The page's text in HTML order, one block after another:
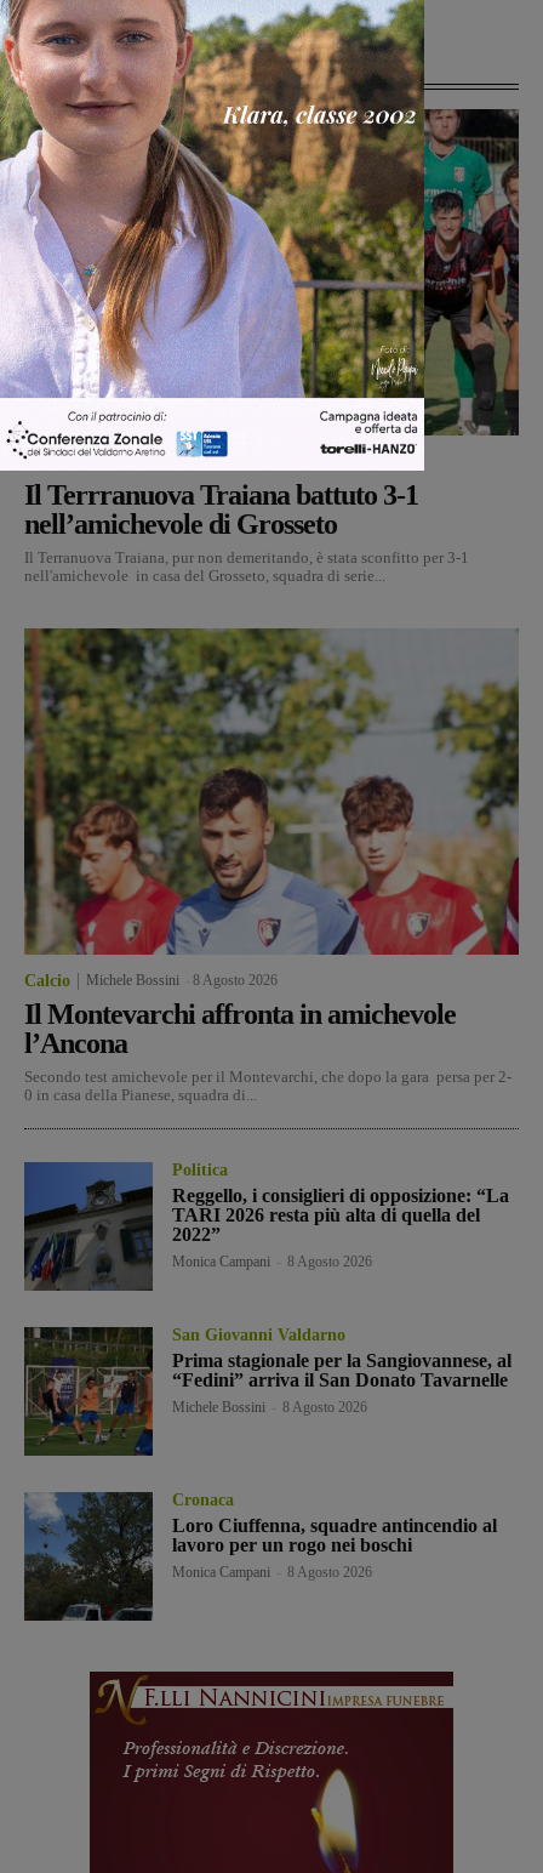
Ultime Notizie
Calcio Michele Bossini -8 Agosto 2026
Il Terrranuova Traiana battuto 3-1
nell’amichevole di Grosseto
Il Terranuova Traiana, pur non demeritando, è stata sconfitto per 3-1
nell'amichevole in casa del Grosseto, squadra di serie...
Calcio Michele Bossini 8 Agosto 2026
Il Montevarchi affronta in amichevole
l’Ancona
Secondo test amichevole per il Montevarchi, che dopo la gara persa per 2-
0 in casa della Pianese, squadra di...
Politica
Reggello, i consiglieri di opposizione: “La
TARI 2026 resta più alta di quella del
2022”
Monica Campani 8 Agosto 2026
San Giovanni Valdarno
Prima stagionale per la Sangiovannese, al
“Fedini” arriva il San Donato Tavarnelle
Michele Bossini 8 Agosto 2026
Cronaca
Loro Ciuffenna, squadre antincendio al
lavoro per un rogo nei boschi
Monica Campani 8 Agosto 2026